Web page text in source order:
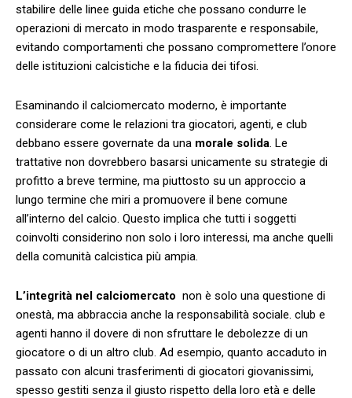
stabilire delle ‍linee guida etiche che possano‌ condurre le
operazioni di mercato in ‍modo trasparente ‍e responsabile,
evitando comportamenti che​ possano compromettere l’onore
delle istituzioni calcistiche e la⁢ fiducia dei tifosi.
Esaminando il calciomercato moderno, ⁣è importante
considerare come le relazioni tra‌ giocatori, agenti, e club
debbano essere governate da una morale solida . Le
trattative ‌non dovrebbero basarsi unicamente su strategie di
profitto a breve termine, ma piuttosto su un approccio a
⁣lungo termine che miri a promuovere il bene comune
all’interno del calcio. Questo implica che tutti i soggetti
coinvolti considerino non solo⁢ i loro interessi, ma anche quelli
della comunità calcistica più ampia.
L’integrità nel calciomercato ‌ non è solo una questione di
onestà,‌ ma abbraccia​ anche la responsabilità sociale. club e
agenti hanno il dovere di non sfruttare le​ debolezze di un
giocatore o di un altro club. Ad esempio, quanto⁢ accaduto in
passato con alcuni trasferimenti di giocatori giovanissimi,
spesso gestiti ⁣senza il giusto rispetto della loro età e delle